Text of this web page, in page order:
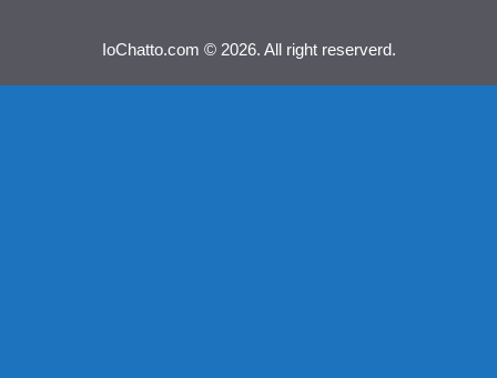
IoChatto.com © 2026. All right reserverd.